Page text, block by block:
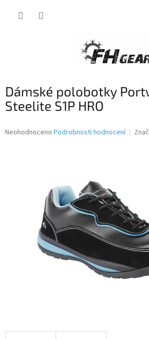
Dámské polobotky
Steelite S1P HRO
Průměrné
Neohodnoceno Podrobnosti hodnocení